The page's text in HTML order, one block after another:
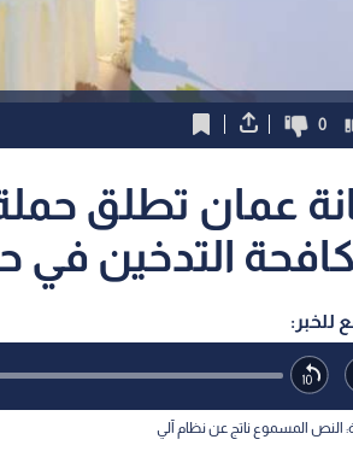
0
عمان تطلق
التدخين في
للخبر:
النص المسموع ناتج عن نظام آلي